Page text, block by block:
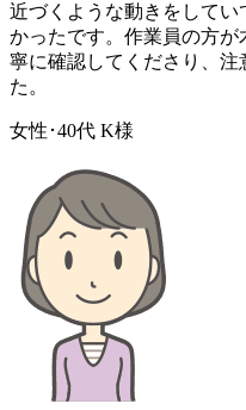
近づくような動きをして
かったです。作業員の方
寧に確認してくださり、
た。
女性･40代 K様